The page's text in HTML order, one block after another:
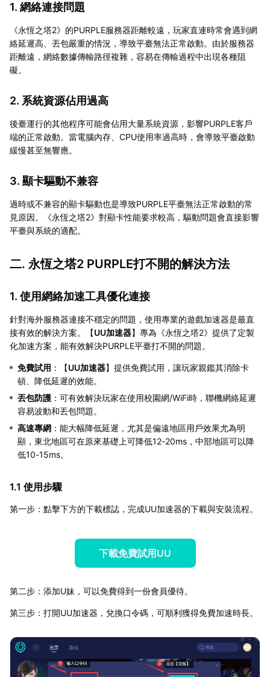
1. 網絡連接問題
《永恆之塔2》的PURPLE服務器距離較遠，玩家直連時常會遇到網
絡延遲高、丟包嚴重的情況，導致平臺無法正常啟動。由於服務器
距離遠，網絡數據傳輸路徑複雜，容易在傳輸過程中出現各種阻
礙。
2. 系統資源佔用過高
後臺運行的其他程序可能會佔用大量系統資源，影響PURPLE客戶
端的正常啟動。當電腦內存、CPU使用率過高時，會導致平臺啟動
緩慢甚至無響應。
3. 顯卡驅動不兼容
過時或不兼容的顯卡驅動也是導致PURPLE平臺無法正常啟動的常
見原因。《永恆之塔2》對顯卡性能要求較高，驅動問題會直接影響
平臺與系統的適配。
二. 永恆之塔2 PURPLE打不開的解決方法
1. 使用網絡加速工具優化連接
針對海外服務器連接不穩定的問題，使用專業的遊戲加速器是最直
接有效的解決方案。【UU加速器】專為《永恆之塔2》提供了定製
化加速方案，能有效解決PURPLE平臺打不開的問題。
免費試用 ：【UU加速器】提供免費試用，讓玩家親鑑其消除卡
頓、降低延遲的效能。
丟包防護 ：可有效解決玩家在使用校園網/WiFi時，聯機網絡延遲
容易波動和丟包問題。
高速專網 ：能大幅降低延遲，尤其是偏遠地區用戶效果尤為明
顯，東北地區可在原來基礎上可降低12-20ms，中部地區可以降
低10-15ms。
1.1 使用步驟
第一步：點擊下方的下載標誌，完成UU加速器的下載與安裝流程。
下載免費試用UU
第二步：添加U妹，可以免費得到一份會員優待。
第三步：打開UU加速器，兌換口令碼，可順利獲得免費加速時長。